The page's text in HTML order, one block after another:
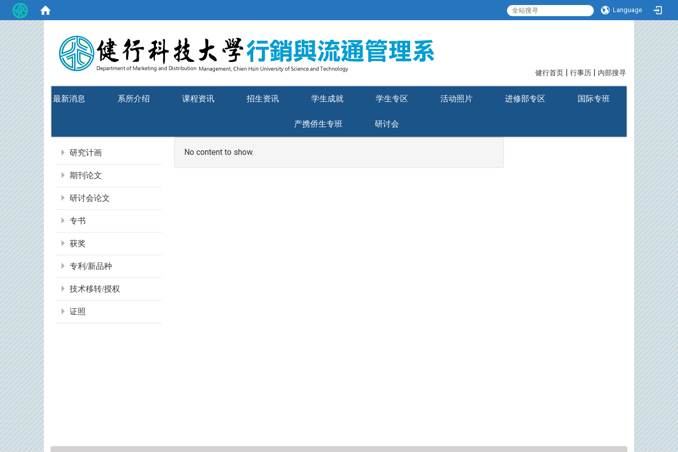
Language
健行首页 | 行事历 | 内部搜寻
最新消息 系所介绍 课程资讯 招生资讯 学生成就 学生专区 活动照片 进修部专区 国际专班
产携侨生专班 研讨会
研究计画
期刊论文
研讨会论文
专书
获奖
专利/新品种
技术移转/授权
证照
No content to show.